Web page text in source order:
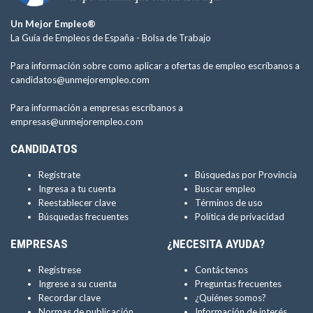
Un Mejor Empleo®
La Guía de Empleos de España - Bolsa de Trabajo
Para información sobre como aplicar a ofertas de empleo escríbanos a
candidatos@unmejorempleo.com
Para información a empresas escríbanos a
empresas@unmejorempleo.com
CANDIDATOS
Regístrate
Ingresa a tu cuenta
Reestablecer clave
Búsquedas frecuentes
Búsquedas por Provincia
Buscar empleo
Términos de uso
Política de privacidad
EMPRESAS
Regístrese
Ingrese a su cuenta
Recordar clave
¿NECESITA AYUDA?
Contáctenos
Preguntas frecuentes
¿Quiénes somos?